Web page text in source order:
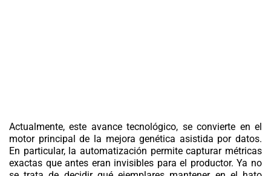
Actualmente, este avance tecnológico, se convierte en el
motor principal de la mejora genética asistida por datos.
En particular, la automatización permite capturar métricas
exactas que antes eran invisibles para el productor. Ya no